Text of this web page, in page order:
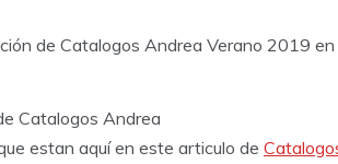
de Catalogos Andrea Verano 2019
Catalogos Andrea
estan aquí en este articulo de